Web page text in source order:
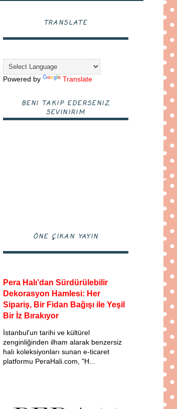
TRANSLATE
Powered by Translate
BENI TAKIP EDERSENIZ
SEVINIRIM
ÖNE ÇIKAN YAYIN
Pera Halı’dan Sürdürülebilir
Dekorasyon Hamlesi: Her
Sipariş, Bir Fidan Bağışı ile Yeşil
Bir İz Bırakıyor
İstanbul'un tarihi ve kültürel
zenginliğinden ilham alarak benzersiz
halı koleksiyonları sunan e-ticaret
platformu PeraHali.com, "H...